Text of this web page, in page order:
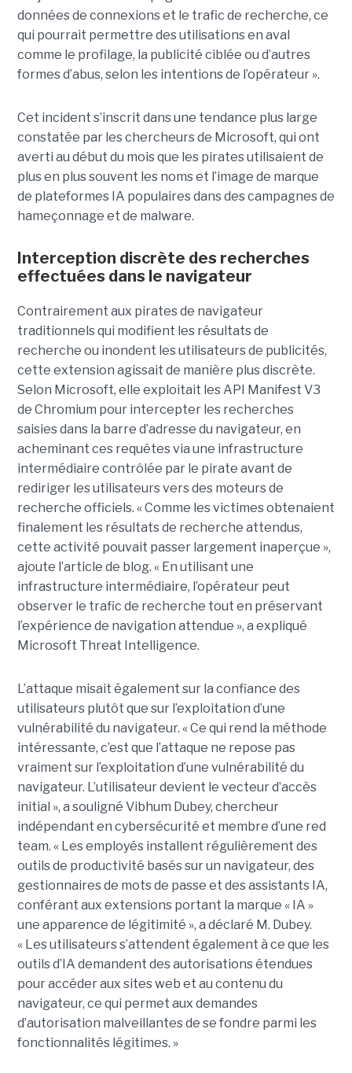
données de connexions et le trafic de recherche, ce
qui pourrait permettre des utilisations en aval
comme le profilage, la publicité ciblée ou d’autres
formes d’abus, selon les intentions de l’opérateur ».
Cet incident s’inscrit dans une tendance plus large
constatée par les chercheurs de Microsoft, qui ont
averti au début du mois que les pirates utilisaient de
plus en plus souvent les noms et l’image de marque
de plateformes IA populaires dans des campagnes de
hameçonnage et de malware.
Interception discrète des recherches
effectuées dans le navigateur
Contrairement aux pirates de navigateur
traditionnels qui modifient les résultats de
recherche ou inondent les utilisateurs de publicités,
cette extension agissait de manière plus discrète.
Selon Microsoft, elle exploitait les API Manifest V3
de Chromium pour intercepter les recherches
saisies dans la barre d’adresse du navigateur, en
acheminant ces requêtes via une infrastructure
intermédiaire contrôlée par le pirate avant de
rediriger les utilisateurs vers des moteurs de
recherche officiels. « Comme les victimes obtenaient
finalement les résultats de recherche attendus,
cette activité pouvait passer largement inaperçue »,
ajoute l’article de blog. « En utilisant une
infrastructure intermédiaire, l’opérateur peut
observer le trafic de recherche tout en préservant
l’expérience de navigation attendue », a expliqué
Microsoft Threat Intelligence.
L’attaque misait également sur la confiance des
utilisateurs plutôt que sur l’exploitation d’une
vulnérabilité du navigateur. « Ce qui rend la méthode
intéressante, c’est que l’attaque ne repose pas
vraiment sur l’exploitation d’une vulnérabilité du
navigateur. L’utilisateur devient le vecteur d’accès
initial », a souligné Vibhum Dubey, chercheur
indépendant en cybersécurité et membre d’une red
team. « Les employés installent régulièrement des
outils de productivité basés sur un navigateur, des
gestionnaires de mots de passe et des assistants IA,
conférant aux extensions portant la marque « IA »
une apparence de légitimité », a déclaré M. Dubey.
« Les utilisateurs s’attendent également à ce que les
outils d’IA demandent des autorisations étendues
pour accéder aux sites web et au contenu du
navigateur, ce qui permet aux demandes
d’autorisation malveillantes de se fondre parmi les
fonctionnalités légitimes. »